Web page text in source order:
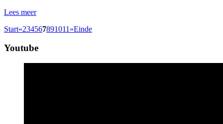
Lees meer
Start«234567891011 »Einde
Youtube